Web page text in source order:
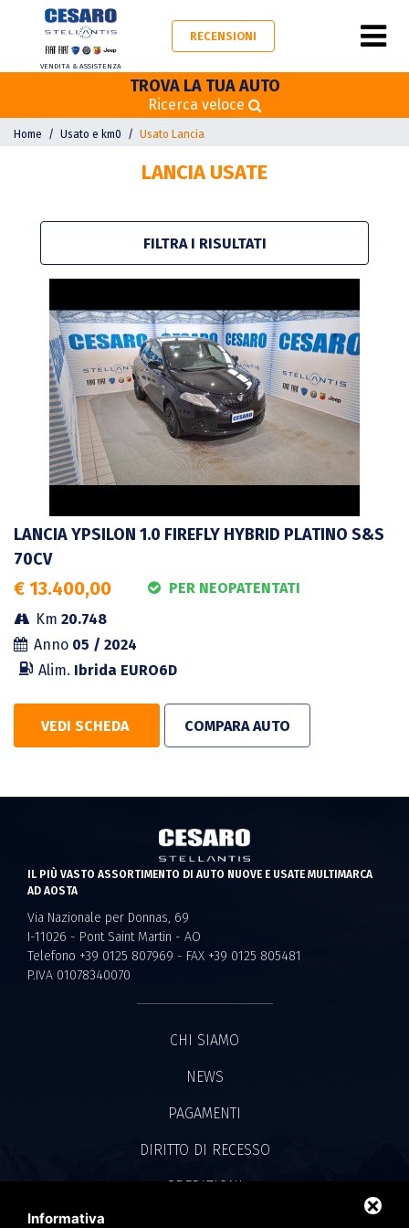
VENDITA & ASSISTENZA
RECENSIONI
TROVA LA TUA AUTO
Ricerca veloce
Home Usato e km0 Usato Lancia
LANCIA USATE
FILTRA I RISULTATI
LANCIA YPSILON 1.0 FIREFLY HYBRID PLATINO S&S
70CV
€ 13.400,00
PER NEOPATENTATI
Km 20.748
Anno 05 / 2024
Alim. Ibrida EURO6D
VEDI SCHEDA COMPARA AUTO
IL PIÙ VASTO ASSORTIMENTO DI AUTO NUOVE E USATE MULTIMARCA
AD AOSTA
Via Nazionale per Donnas, 69
I-11026 - Pont Saint Martin - AO
Telefono +39 0125 807969 - FAX +39 0125 805481
P.IVA 01078340070
CHI SIAMO
NEWS
PAGAMENTI
DIRITTO DI RECESSO
SPEDIZIONI
Informativa